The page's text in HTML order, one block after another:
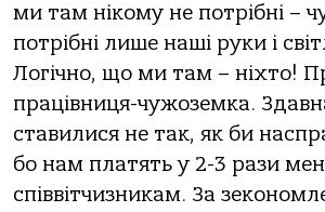
ми там нікому не потрібні –
потрібні лише наші руки і
Логічно, що ми там – ніхто!
працівниця-чужоземка.
ставилися не так, як би
бо нам платять у 2-3 рази
співвітчизникам. За